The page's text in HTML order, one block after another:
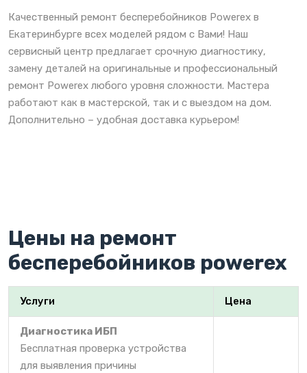
Качественный ремонт бесперебойников Powerex в
Екатеринбурге всех моделей рядом с Вами! Наш
сервисный центр предлагает срочную диагностику,
замену деталей на оригинальные и профессиональный
ремонт Powerex любого уровня сложности. Мастера
работают как в мастерской, так и с выездом на дом.
Дополнительно – удобная доставка курьером!
Цены на ремонт
бесперебойников powerex
Услуги Цена
Диагностика ИБП
Бесплатная проверка устройства
для выявления причины